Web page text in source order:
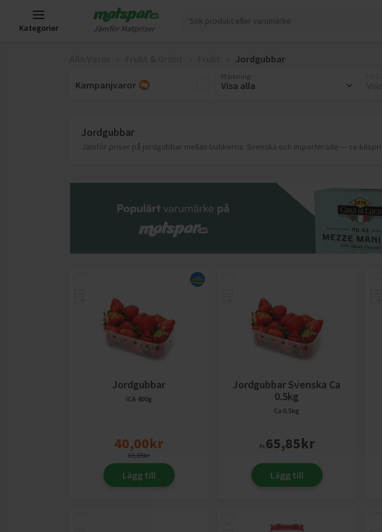
Kategorier Jämför Matpriser
Jordgubbar
Kampanjvaror
Märkning
Visa alla
Jordgubbar
Jämför priser på jordgubbar mellan butikerna. Svenska och importerade — se
Jordgubbar
ICA 400g
40,00kr
65,85kr
Lägg till
Jordgubbar Svenska Ca
0.5kg
Ca 0.5kg
fr.65,85kr
Lägg till